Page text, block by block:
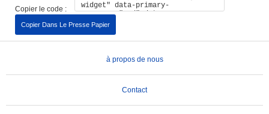
Copier le code :
Copier Dans Le Presse Papier
à propos de nous
Contact